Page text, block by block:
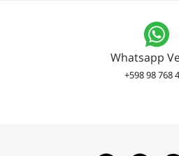
Whatsapp
+598 98 768